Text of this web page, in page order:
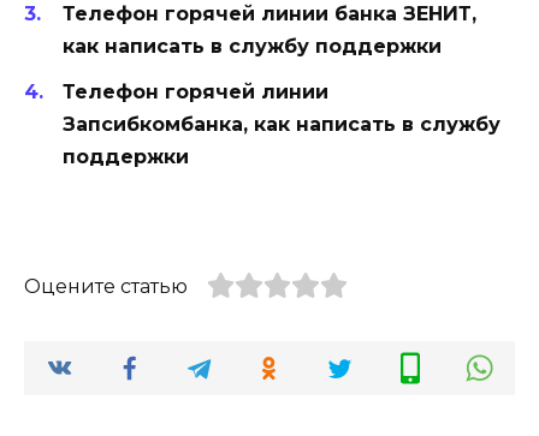
Телефон горячей линии банка ЗЕНИТ,
как написать в службу поддержки
Телефон горячей линии
Запсибкомбанка, как написать в службу
поддержки
Оцените статью